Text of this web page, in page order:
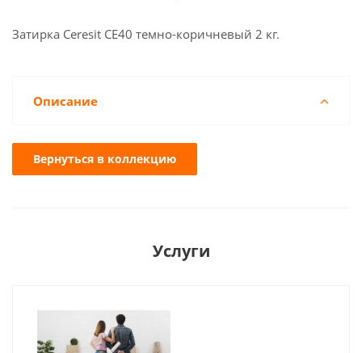
Затирка Сeresit СЕ40 темно-коричневый 2 кг.
Описание
Вернуться в коллекцию
Услуги